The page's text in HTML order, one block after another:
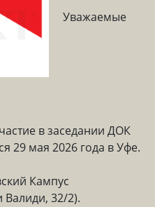
Уважаемые
в заседании ДОК
29 мая 2026 года в Уфе.
Кампус
Валиди, 32/2).